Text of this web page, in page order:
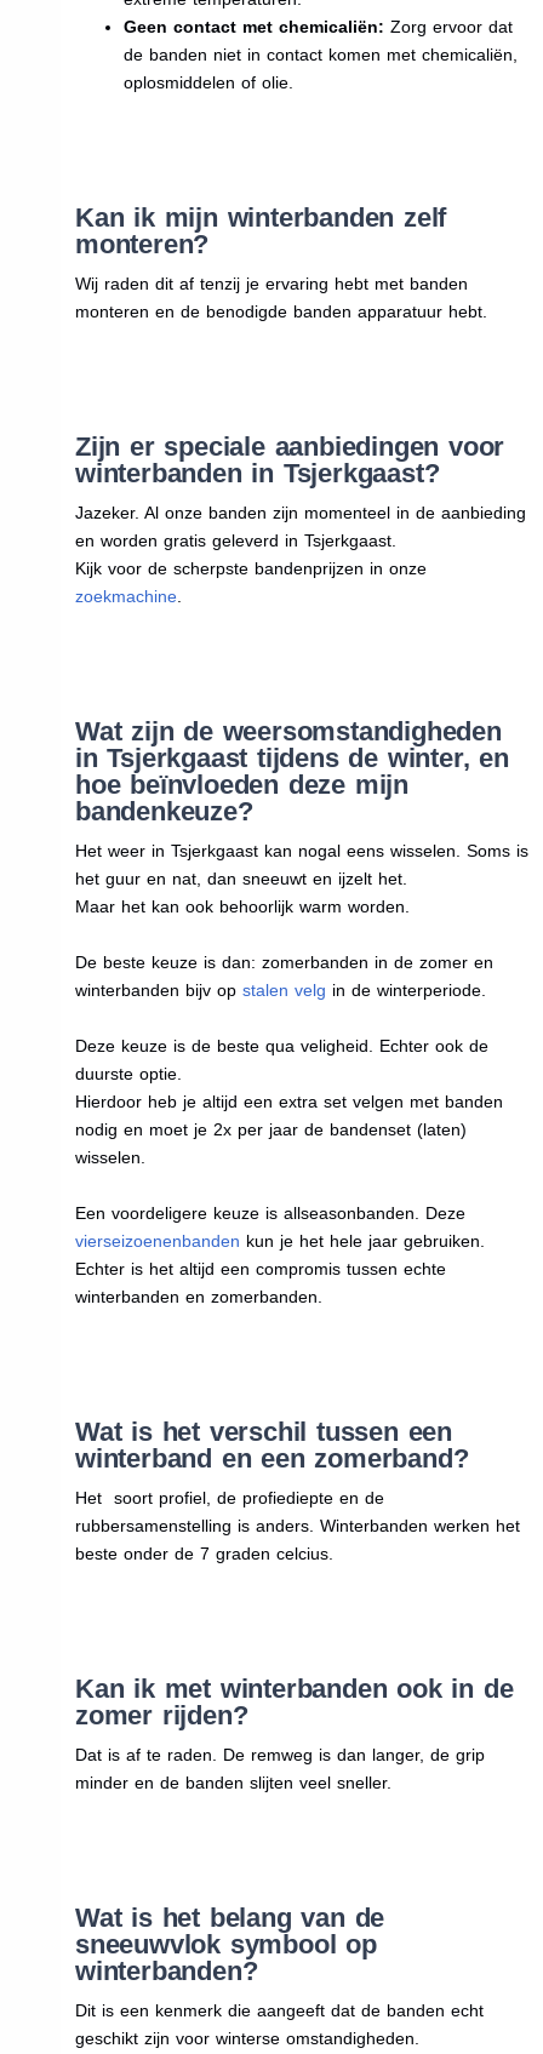
Geen contact met chemicaliën: Zorg ervoor dat
de banden niet in contact komen met chemicaliën,
oplosmiddelen of olie.
Kan ik mijn winterbanden zelf
monteren?
Wij raden dit af tenzij je ervaring hebt met banden
monteren en de benodigde banden apparatuur hebt.
Zijn er speciale aanbiedingen voor
winterbanden in Tsjerkgaast?
Jazeker. Al onze banden zijn momenteel in de aanbieding
en worden gratis geleverd in Tsjerkgaast.
Kijk voor de scherpste bandenprijzen in onze
zoekmachine.
Wat zijn de weersomstandigheden
in Tsjerkgaast tijdens de winter, en
hoe beïnvloeden deze mijn
bandenkeuze?
Het weer in Tsjerkgaast kan nogal eens wisselen. Soms is
het guur en nat, dan sneeuwt en ijzelt het.
Maar het kan ook behoorlijk warm worden.
De beste keuze is dan: zomerbanden in de zomer en
winterbanden bijv op stalen velg in de winterperiode.
Deze keuze is de beste qua veligheid. Echter ook de
duurste optie.
Hierdoor heb je altijd een extra set velgen met banden
nodig en moet je 2x per jaar de bandenset (laten)
wisselen.
Een voordeligere keuze is allseasonbanden. Deze
vierseizoenenbanden kun je het hele jaar gebruiken.
Echter is het altijd een compromis tussen echte
winterbanden en zomerbanden.
Wat is het verschil tussen een
winterband en een zomerband?
Het soort profiel, de profiediepte en de
rubbersamenstelling is anders. Winterbanden werken het
beste onder de 7 graden celcius.
Kan ik met winterbanden ook in de
zomer rijden?
Dat is af te raden. De remweg is dan langer, de grip
minder en de banden slijten veel sneller.
Wat is het belang van de
sneeuwvlok symbool op
winterbanden?
Dit is een kenmerk die aangeeft dat de banden echt
geschikt zijn voor winterse omstandigheden.